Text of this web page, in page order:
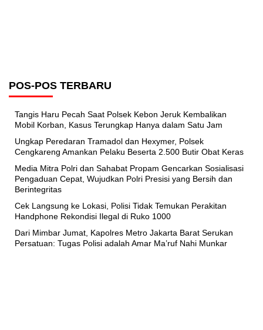
POS-POS TERBARU
Tangis Haru Pecah Saat Polsek Kebon Jeruk Kembalikan
Mobil Korban, Kasus Terungkap Hanya dalam Satu Jam
Ungkap Peredaran Tramadol dan Hexymer, Polsek
Cengkareng Amankan Pelaku Beserta 2.500 Butir Obat Keras
Media Mitra Polri dan Sahabat Propam Gencarkan Sosialisasi
Pengaduan Cepat, Wujudkan Polri Presisi yang Bersih dan
Berintegritas
Cek Langsung ke Lokasi, Polisi Tidak Temukan Perakitan
Handphone Rekondisi Ilegal di Ruko 1000
Dari Mimbar Jumat, Kapolres Metro Jakarta Barat Serukan
Persatuan: Tugas Polisi adalah Amar Ma’ruf Nahi Munkar